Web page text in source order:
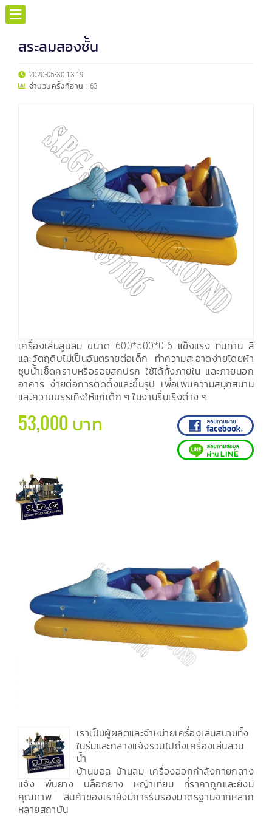
สระลมสองชั้น
2020-05-30 13:19
จำนวนครั้งที่อ่าน : 63
เครื่องเล่นสูบลม ขนาด 600*500*0.6 แข็งแรง ทนทาน สี
และวัตถุดิบไม่เป็นอันตรายต่อเด็ก ทำความสะอาดง่ายโดยผ้า
ชุบน้ำเช็ดคราบหรือรอยสกปรก ใช้ได้ทั้งภายใน และภายนอก
อาคาร ง่ายต่อการติดตั้งและขึ้นรูป เพื่อเพิ่มความสนุกสนาน
และความบรรเทิงให้แก่เด็ก ๆ ในงานรื่นเริงต่าง ๆ
53,000 บาท
เราเป็นผู้ผลิตและจำหน่ายเครื่องเล่นสนามทั้ง
ในร่มและกลางแจ้งรวมไปถึงเครื่องเล่นสวน
น้ำ
บ้านบอล บ้านลม เครื่องออกกำลังกายกลาง
แจ้ง พื้นยาง บล็อกยาง หญ้าเทียม ที่ราคาถูกและยังมี
คุณภาพ สินค้าของเรายังมีการรับรองมาตรฐานจากหลาก
หลายสถาบัน